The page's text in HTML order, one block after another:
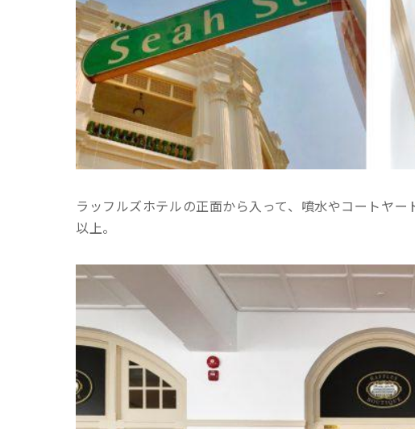
ラッフルズホテルの正面から入って、噴水やコートヤ
以上。